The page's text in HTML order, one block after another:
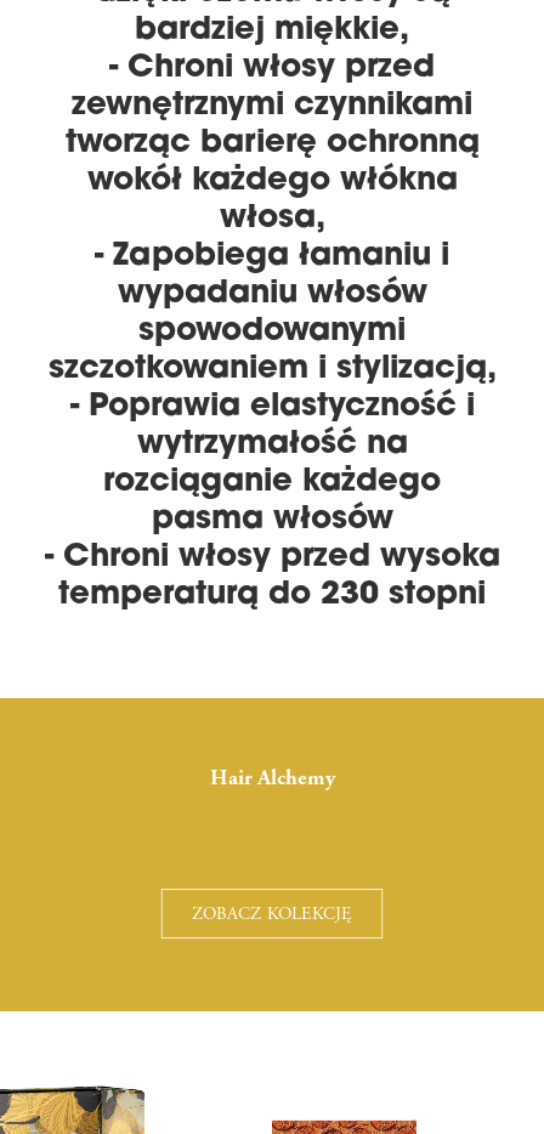
bardziej miękkie,
- Chroni włosy przed
zewnętrznymi czynnikami
tworząc barierę ochronną
wokół każdego włókna
włosa,
- Zapobiega łamaniu i
wypadaniu włosów
spowodowanymi
szczotkowaniem i stylizacją,
- Poprawia elastyczność i
wytrzymałość na
rozciąganie każdego
pasma włosów
- Chroni włosy przed wysoka
temperaturą do 230 stopni
Hair Alchemy
ZOBACZ KOLEKCJĘ